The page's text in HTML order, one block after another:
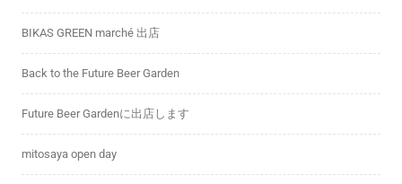
BIKAS GREEN marché 出店
Back to the Future Beer Garden
Future Beer Gardenに出店します
mitosaya open day